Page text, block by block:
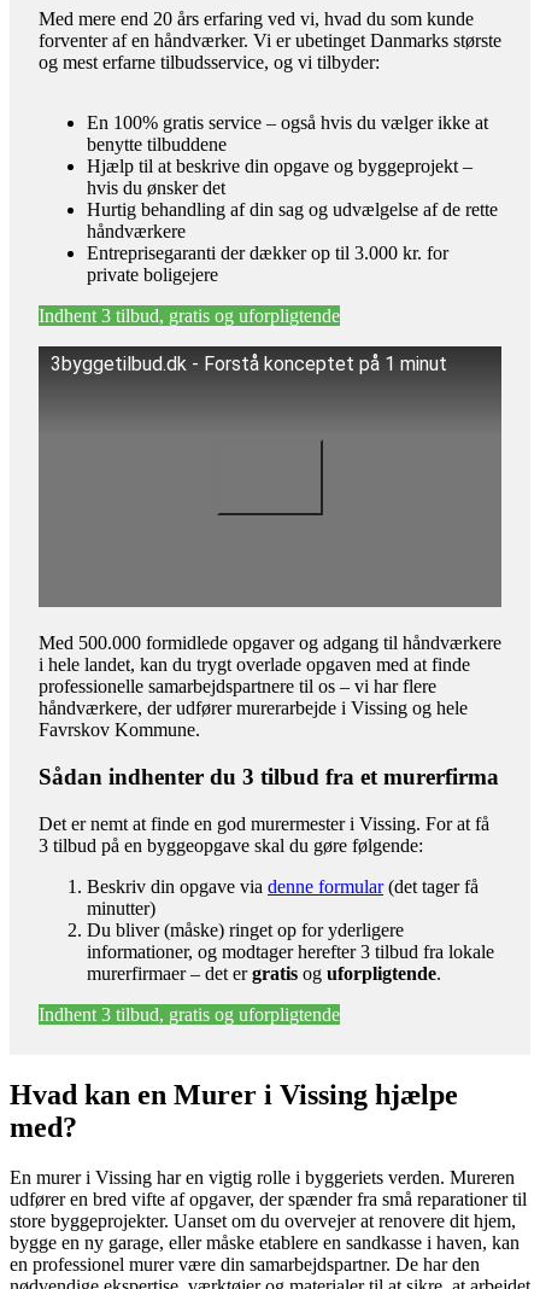
Med mere end 20 års erfaring ved vi, hvad du som kunde
forventer af en håndværker. Vi er ubetinget Danmarks største
og mest erfarne tilbudsservice, og vi tilbyder:
En 100% gratis service – også hvis du vælger ikke at
benytte tilbuddene
Hjælp til at beskrive din opgave og byggeprojekt –
hvis du ønsker det
Hurtig behandling af din sag og udvælgelse af de rette
håndværkere
Entreprisegaranti der dækker op til 3.000 kr. for
private boligejere
Indhent 3 tilbud, gratis og uforpligtende
3byggetilbud.dk - Forstå konceptet på 1 minut
Med 500.000 formidlede opgaver og adgang til håndværkere
i hele landet, kan du trygt overlade opgaven med at finde
professionelle samarbejdspartnere til os – vi har flere
håndværkere, der udfører murerarbejde i Vissing og hele
Favrskov Kommune.
Sådan indhenter du 3 tilbud fra et murerfirma
Det er nemt at finde en god murermester i Vissing. For at få
3 tilbud på en byggeopgave skal du gøre følgende:
Beskriv din opgave via denne formular(det tager få
minutter)
Du bliver (måske) ringet op for yderligere
informationer, og modtager herefter 3 tilbud fra lokale
murerfirmaer – det ergratis og uforpligtende.
Indhent 3 tilbud, gratis og uforpligtende
Hvad kan en Murer i Vissing hjælpe
med?
En murer i Vissing har en vigtig rolle i byggeriets verden. Mureren
udfører en bred vifte af opgaver, der spænder fra små reparationer til
store byggeprojekter. Uanset om du overvejer at renovere dit hjem,
bygge en ny garage, eller måske etablere en sandkasse i haven, kan
en professionel murer være din samarbejdspartner. De har den